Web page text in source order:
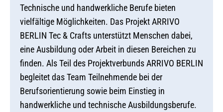
Technische und handwerkliche Berufe bieten
vielfältige Möglichkeiten. Das Projekt ARRIVO
BERLIN Tec & Crafts unterstützt Menschen dabei,
eine Ausbildung oder Arbeit in diesen Bereichen zu
finden. Als Teil des Projektverbunds ARRIVO BERLIN
begleitet das Team Teilnehmende bei der
Berufsorientierung sowie beim Einstieg in
handwerkliche und technische Ausbildungsberufe.